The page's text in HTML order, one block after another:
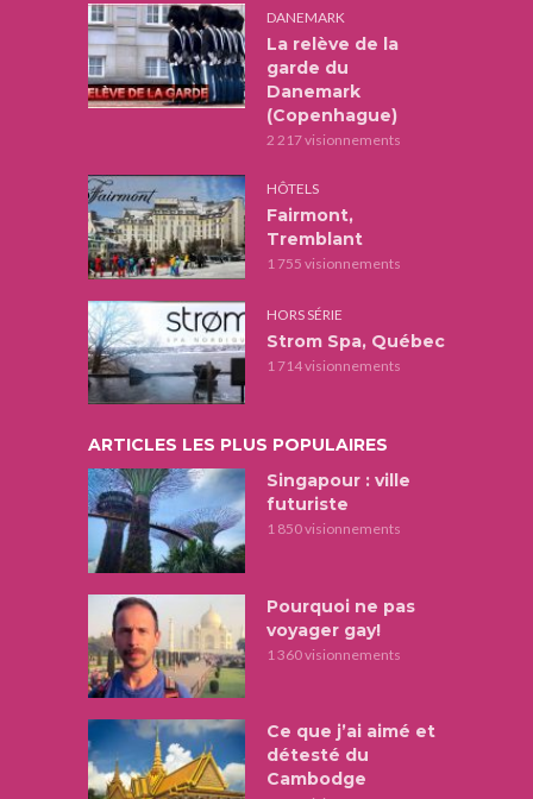
DANEMARK
La relève de la
garde du
Danemark
(Copenhague)
2 217 visionnements
HÔTELS
Fairmont,
Tremblant
1 755 visionnements
HORS SÉRIE
Strom Spa, Québec
1 714 visionnements
ARTICLES LES PLUS POPULAIRES
Singapour : ville
futuriste
1 850 visionnements
Pourquoi ne pas
voyager gay!
1 360 visionnements
Ce que j’ai aimé et
détesté du
Cambodge